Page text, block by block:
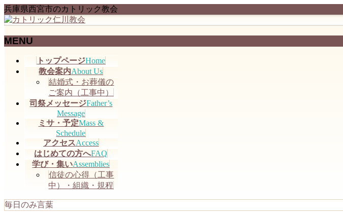
兵庫県西宮市のカトリック教会
MENU
トップページHome
教会案内About Us
結婚式・お葬儀の
ご案内（工事中）
司祭メッセージFather’s
Message
ミサ・予定Mass &
Schedule
アクセスAccess
はじめての方へFAQ
学び・集いAssemblies
信徒の心得（工事
中）・組織・規程
毎日のみ言葉